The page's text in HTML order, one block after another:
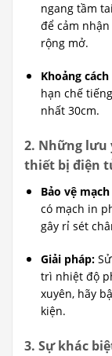
ngang tầm
để cảm
rộng mở.
Khoảng
hạn chế
nhất 30cm.
2. Những lưu
thiết bị điện
Bảo vệ
có mạch in
gây rỉ sét
Giải pháp:Sử
trì nhiệt độ
xuyên, hãy
kiện.
3. Sự khác